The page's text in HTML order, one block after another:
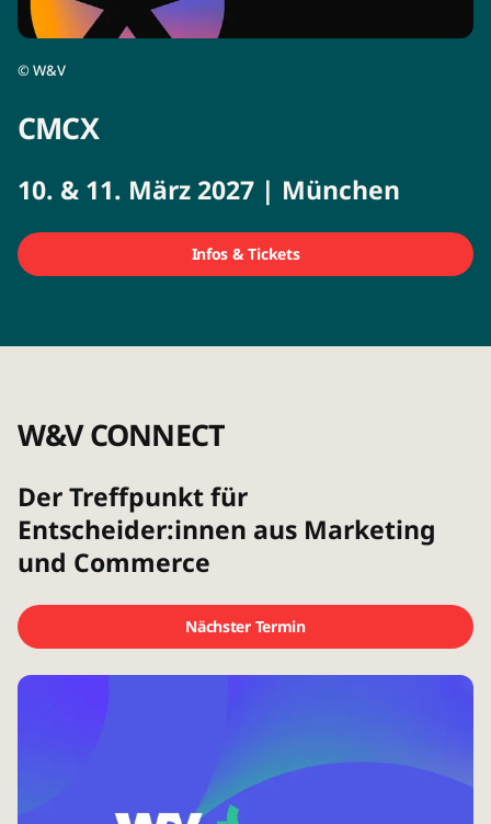
©W&V
CMCX
10. & 11. März 2027 | München
Infos & Tickets
W&V CONNECT
Der Treffpunkt für
Entscheider:innen aus Marketing
und Commerce
Nächster Termin